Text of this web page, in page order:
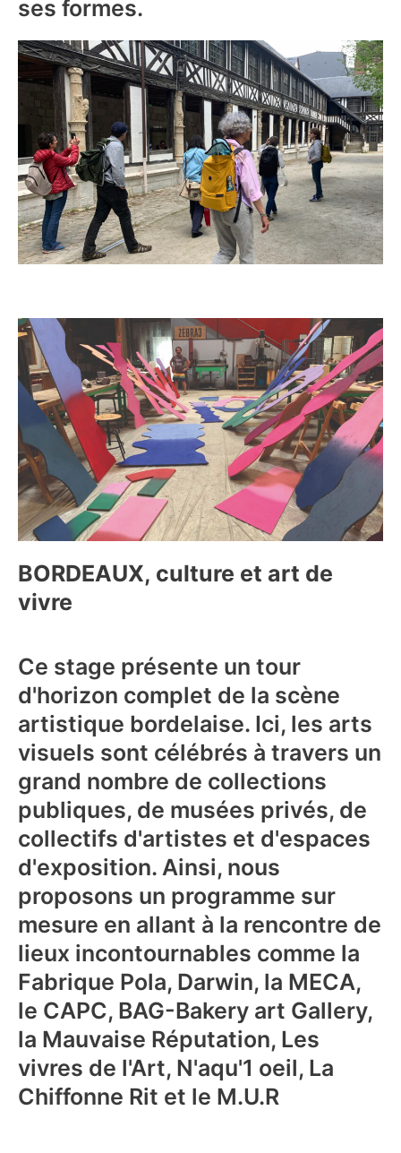
ses formes.
BORDEAUX, culture et art de
vivre
Ce stage présente un tour
d'horizon complet de la scène
artistique bordelaise. Ici, les arts
visuels sont célébrés à travers un
grand nombre de collections
publiques, de musées privés, de
collectifs d'artistes et d'espaces
d'exposition. Ainsi, nous
proposons un programme sur
mesure en allant à la rencontre de
lieux incontournables comme la
Fabrique Pola, Darwin, la MECA,
le CAPC, BAG-Bakery art Gallery,
la Mauvaise Réputation, Les
vivres de l'Art, N'aqu'1 oeil, La
Chiffonne Rit et le M.U.R